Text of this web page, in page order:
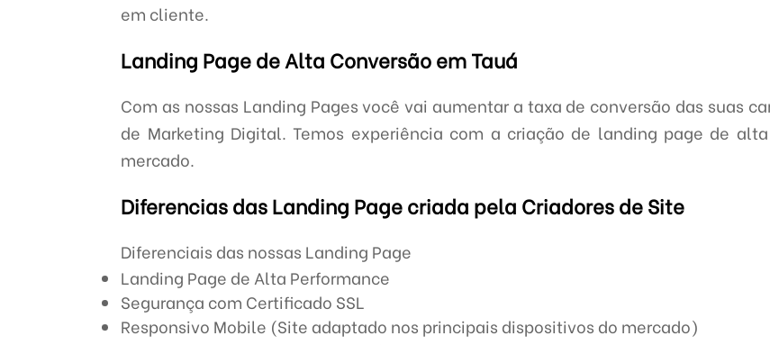
em cliente.
Landing Page de Alta Conversão em Tauá
Com as nossas Landing Pages você vai aumentar a taxa de conversão das suas
de Marketing Digital. Temos experiência com a criação de landing page de
mercado.
Diferencias das Landing Page criada pela Criadores de Site
Diferenciais das nossas Landing Page
Landing Page de Alta Performance
Segurança com Certificado SSL
Responsivo Mobile (Site adaptado nos principais dispositivos do mercado)